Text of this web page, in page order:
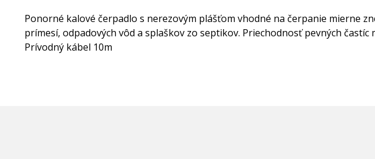
Ponorné kalové čerpadlo s nerezovým plášťom vhodné na čerpanie mierne
prímesí, odpadových vôd a splaškov zo septikov. Priechodnosť pevných častíc
Prívodný kábel 10m